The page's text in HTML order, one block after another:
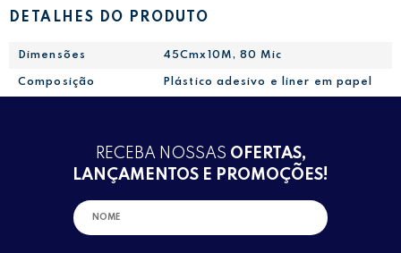
DETALHES DO PRODUTO
Dimensões 45Cmx10M, 80 Mic
Composição Plástico adesivo e liner em papel
RECEBA NOSSAS OFERTAS,
LANÇAMENTOS E PROMOÇÕES!